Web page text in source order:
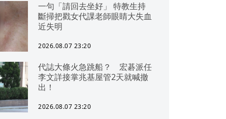
一句「請回去坐好」 特教生持
斷掃把戳女代課老師眼睛大失血
近失明
2026.08.07 23:20
代誌大條火急跳船？ 宏碁派任
李文詳接掌兆基屋管2天就喊撤
出！
2026.08.07 23:20